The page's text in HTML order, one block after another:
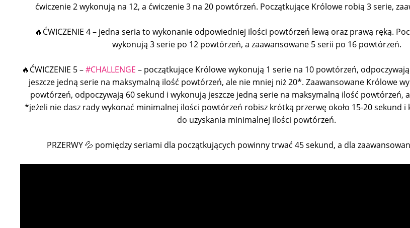
ćwiczenie 2 wykonują na 12, a ćwiczenie 3 na 20 powtórzeń. Początkujące Królowe robią 3 serie,
🔥ĆWICZENIE 4 – jedna seria to wykonanie odpowiedniej ilości powtórzeń lewą oraz prawą ręką.
wykonują 3 serie po 12 powtórzeń, a zaawansowane 5 serii po 16 powtórzeń.
🔥ĆWICZENIE 5 –#CHALLENGE – początkujące Królowe wykonują 1 serie na 10 powtórzeń,
jeszcze jedną serie na maksymalną ilość powtórzeń, ale nie mniej niż 20*. Zaawansowane Królowe
powtórzeń, odpoczywają 60 sekund i wykonują jeszcze jedną serie na maksymalną ilość powtórzeń,
*jeżeli nie dasz rady wykonać minimalnej ilości powtórzeń robisz krótką przerwę około 15-20 sekund i
do uzyskania minimalnej ilości powtórzeń.
PRZERWY 💦 pomiędzy seriami dla początkujących powinny trwać 45 sekund, a dla